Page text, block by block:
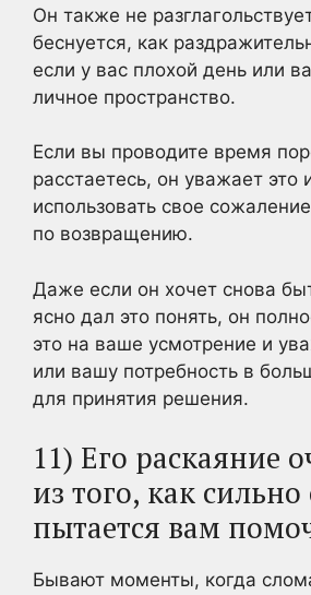
Он также не
беснуется, как
если у вас плохой день или
личное пространство.
Если вы проводите время
расстаетесь, он уважает это
использовать свое
по возвращению.
Даже если он хочет снова
ясно дал это понять, он
это на ваше усмотрение и
или вашу потребность в
для принятия решения.
11) Его раскаяние
из того, как сильно
пытается вам
Бывают моменты, когда